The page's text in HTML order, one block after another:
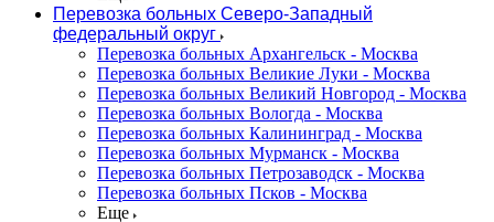
Перевозка больных Северо-Западный
федеральный округ
Перевозка больных Архангельск - Москва
Перевозка больных Великие Луки - Москва
Перевозка больных Великий Новгород - Москва
Перевозка больных Вологда - Москва
Перевозка больных Калининград - Москва
Перевозка больных Мурманск - Москва
Перевозка больных Петрозаводск - Москва
Перевозка больных Псков - Москва
Еще